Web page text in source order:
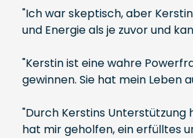
"Ich war skeptisch, aber
und Energie als je zuvor und
"Kerstin ist eine wahre
gewinnen. Sie hat mein Leben
"Durch Kerstins Unterstützung
hat mir geholfen, ein erfülltes